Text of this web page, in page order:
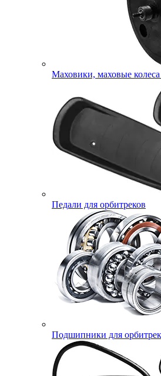
Маховики, маховые колеса
Педали для орбитреков
Подшипники для